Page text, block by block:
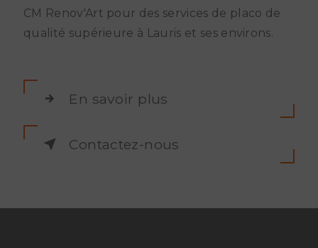
CM Renov'Art pour des services de placo de
qualité supérieure à Lauris et ses environs.
En savoir plus
Contactez-nous